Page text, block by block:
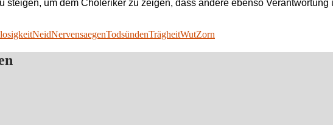
um dem Choleriker zu zeigen, dass andere ebenso
NeidNervensaegenTodsündenTrägheitWutZorn